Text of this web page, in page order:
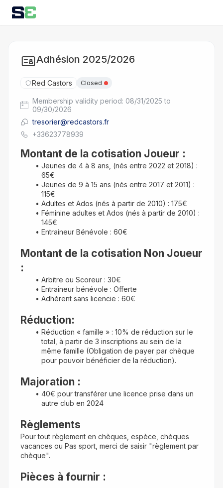
Adhésion 2025/2026
Red Castors Closed
Membership validity period: 08/31/2025 to
09/30/2026
tresorier@redcastors.fr
+33623778939
Montant de la cotisation Joueur :
Jeunes de 4 à 8 ans, (nés entre 2022 et 2018) :
65€
Jeunes de 9 à 15 ans (nés entre 2017 et 2011) :
115€
Adultes et Ados (nés à partir de 2010) : 175€
Féminine adultes et Ados (nés à partir de 2010) :
145€
Entraineur Bénévole : 60€
Montant de la cotisation Non Joueur
:
Arbitre ou Scoreur : 30€
Entraineur bénévole : Offerte
Adhérent sans licencie : 60€
Réduction:
Réduction « famille » : 10% de réduction sur le
total, à partir de 3 inscriptions au sein de la
même famille (Obligation de payer par chèque
pour pouvoir bénéficier de la réduction).
Majoration :
40€ pour transférer une licence prise dans un
autre club en 2024
Règlements
Pour tout règlement en chèques, espèce, chèques
vacances ou Pas sport, merci de saisir "règlement par
chèque".
Pièces à fournir :